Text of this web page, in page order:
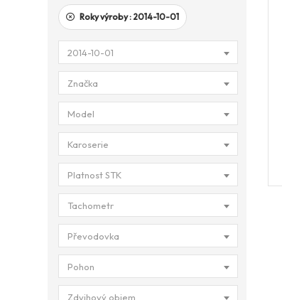
Roky výroby : 2014-10-01
2014-10-01
Značka
Model
Karoserie
Platnost STK
Tachometr
Převodovka
Pohon
Zdvihový objem